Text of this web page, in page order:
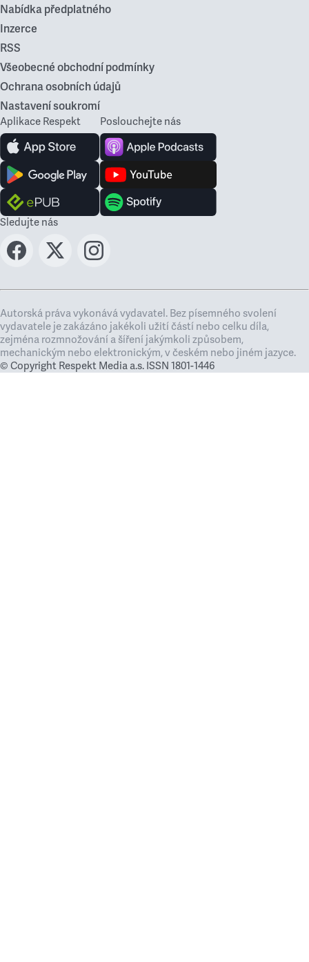
Nabídka předplatného
Inzerce
RSS
Všeobecné obchodní podmínky
Ochrana osobních údajů
Nastavení soukromí
Aplikace Respekt Poslouchejte nás
Sledujte nás
Autorská práva vykonává vydavatel. Bez písemného svolení
vydavatele je zakázáno jakékoli užití částí nebo celku díla,
zejména rozmnožování a šíření jakýmkoli způsobem,
mechanickým nebo elektronickým, v českém nebo jiném jazyce.
© Copyright Respekt Media a.s. ISSN 1801-1446